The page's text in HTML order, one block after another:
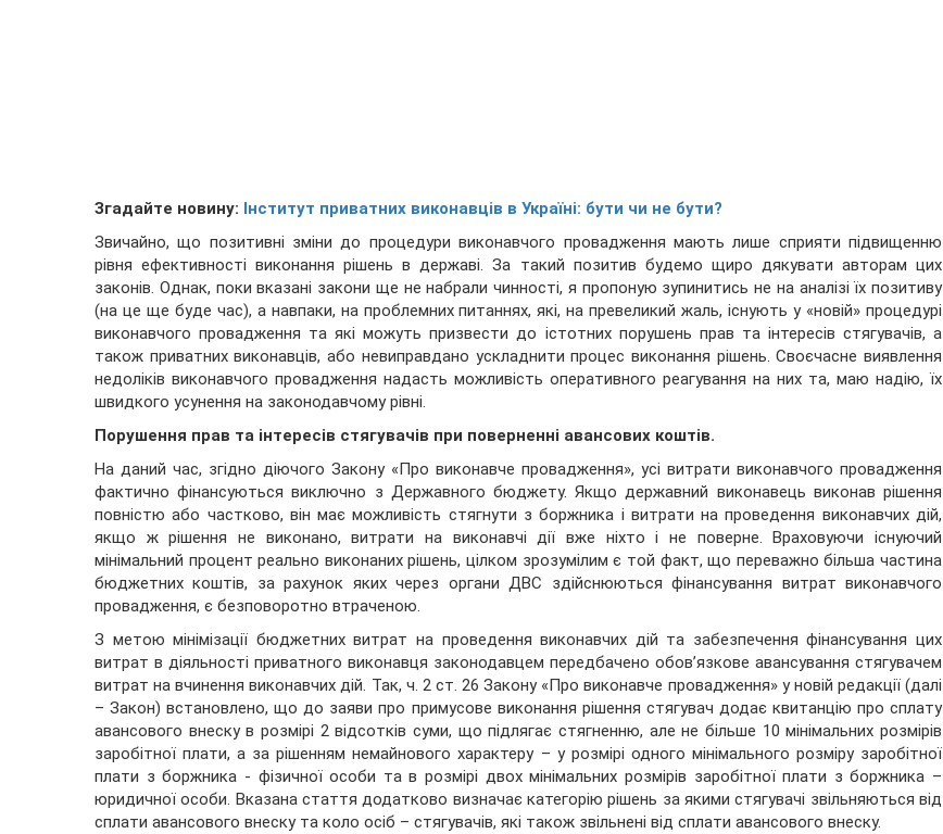
Згадайте новину: Інститут приватних виконавців в Україні: бути чи не бути?
Звичайно, що позитивні зміни до процедури виконавчого провадження мають лише сприяти підвищенню
рівня ефективності виконання рішень в державі. За такий позитив будемо щиро дякувати авторам цих
законів. Однак, поки вказані закони ще не набрали чинності, я пропоную зупинитись не на аналізі їх позитиву
(на це ще буде час), а навпаки, на проблемних питаннях, які, на превеликий жаль, існують у «новій» процедурі
виконавчого провадження та які можуть призвести до істотних порушень прав та інтересів стягувачів, а
також приватних виконавців, або невиправдано ускладнити процес виконання рішень. Своєчасне виявлення
недоліків виконавчого провадження надасть можливість оперативного реагування на них та, маю надію, їх
швидкого усунення на законодавчому рівні.
Порушення прав та інтересів стягувачів при поверненні авансових коштів.
На даний час, згідно діючого Закону «Про виконавче провадження», усі витрати виконавчого провадження
фактично фінансуються виключно з Державного бюджету. Якщо державний виконавець виконав рішення
повністю або частково, він має можливість стягнути з боржника і витрати на проведення виконавчих дій,
якщо ж рішення не виконано, витрати на виконавчі дії вже ніхто і не поверне. Враховуючи існуючий
мінімальний процент реально виконаних рішень, цілком зрозумілим є той факт, що переважно більша частина
бюджетних коштів, за рахунок яких через органи ДВС здійснюються фінансування витрат виконавчого
провадження, є безповоротно втраченою.
З метою мінімізації бюджетних витрат на проведення виконавчих дій та забезпечення фінансування цих
витрат в діяльності приватного виконавця законодавцем передбачено обов’язкове авансування стягувачем
витрат на вчинення виконавчих дій. Так, ч. 2 ст. 26 Закону «Про виконавче провадження» у новій редакції (далі
– Закон) встановлено, що до заяви про примусове виконання рішення стягувач додає квитанцію про сплату
авансового внеску в розмірі 2 відсотків суми, що підлягає стягненню, але не більше 10 мінімальних розмірів
заробітної плати, а за рішенням немайнового характеру – у розмірі одного мінімального розміру заробітної
плати з боржника - фізичної особи та в розмірі двох мінімальних розмірів заробітної плати з боржника –
юридичної особи. Вказана стаття додатково визначає категорію рішень за якими стягувачі звільняються від
сплати авансового внеску та коло осіб – стягувачів, які також звільнені від сплати авансового внеску.